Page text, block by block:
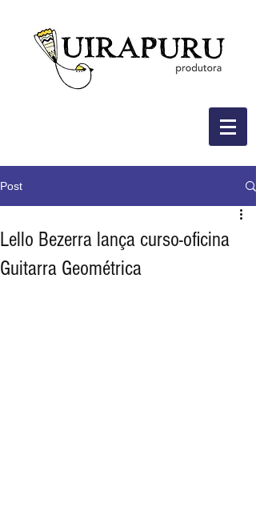
Post
Lello Bezerra lança curso-oficina
Guitarra Geométrica